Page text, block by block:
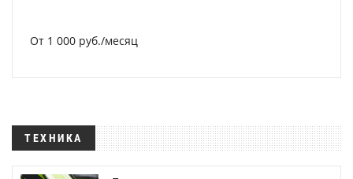
От 1 000 руб./месяц
ТЕХНИКА